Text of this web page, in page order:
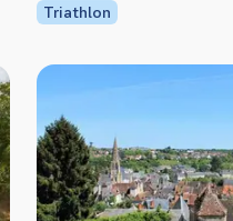
Triathlon